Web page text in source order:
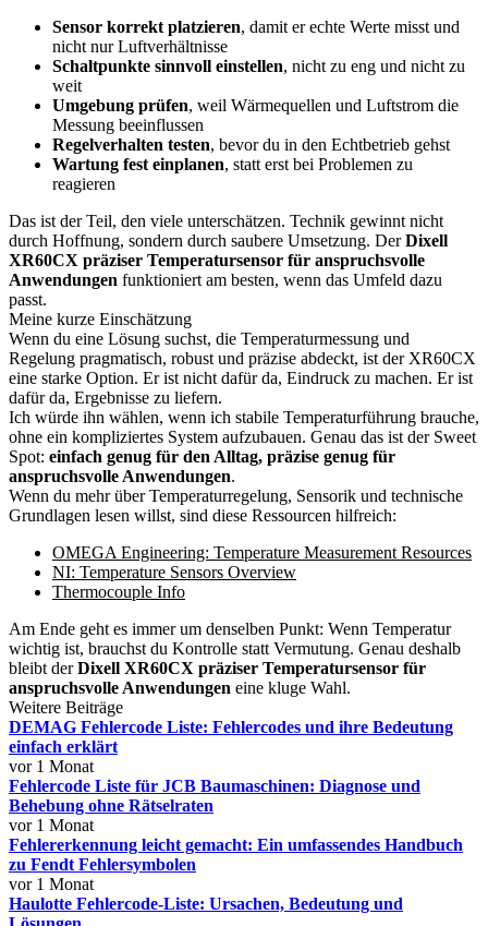
Sensor korrekt platzieren, damit er echte Werte misst und
nicht nur Luftverhältnisse
Schaltpunkte sinnvoll einstellen, nicht zu eng und nicht zu
weit
Umgebung prüfen, weil Wärmequellen und Luftstrom die
Messung beeinflussen
Regelverhalten testen, bevor du in den Echtbetrieb gehst
Wartung fest einplanen, statt erst bei Problemen zu
reagieren
Das ist der Teil, den viele unterschätzen. Technik gewinnt nicht
durch Hoffnung, sondern durch saubere Umsetzung. DerDixell
XR60CX präziser Temperatursensor für anspruchsvolle
Anwendungen funktioniert am besten, wenn das Umfeld dazu
passt.
Meine kurze Einschätzung
Wenn du eine Lösung suchst, die Temperaturmessung und
Regelung pragmatisch, robust und präzise abdeckt, ist der XR60CX
eine starke Option. Er ist nicht dafür da, Eindruck zu machen. Er ist
dafür da, Ergebnisse zu liefern.
Ich würde ihn wählen, wenn ich stabile Temperaturführung brauche,
ohne ein kompliziertes System aufzubauen. Genau das ist der Sweet
Spot: einfach genug für den Alltag, präzise genug für
anspruchsvolle Anwendungen.
Wenn du mehr über Temperaturregelung, Sensorik und technische
Grundlagen lesen willst, sind diese Ressourcen hilfreich:
OMEGA Engineering: Temperature Measurement Resources
NI: Temperature Sensors Overview
Thermocouple Info
Am Ende geht es immer um denselben Punkt: Wenn Temperatur
wichtig ist, brauchst du Kontrolle statt Vermutung. Genau deshalb
bleibt derDixell XR60CX präziser Temperatursensor für
anspruchsvolle Anwendungen eine kluge Wahl.
Weitere Beiträge
DEMAG Fehlercode Liste: Fehlercodes und ihre Bedeutung
einfach erklärt
vor 1 Monat
Fehlercode Liste für JCB Baumaschinen: Diagnose und
Behebung ohne Rätselraten
vor 1 Monat
Fehlererkennung leicht gemacht: Ein umfassendes Handbuch
zu Fendt Fehlersymbolen
vor 1 Monat
Haulotte Fehlercode-Liste: Ursachen, Bedeutung und